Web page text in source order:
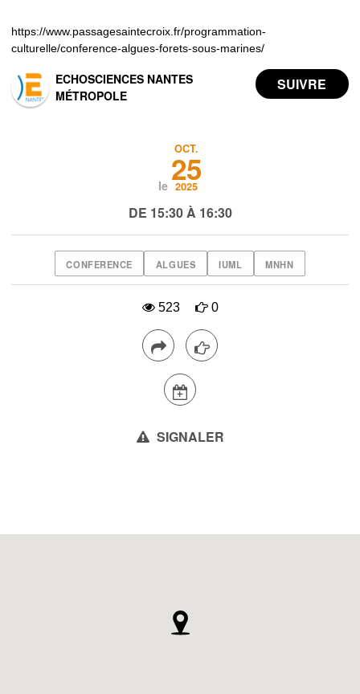
https://www.passagesaintecroix.fr/programmation-
culturelle/conference-algues-forets-sous-marines/
ECHOSCIENCES NANTES
MÉTROPOLE
le
OCT.
25
2025
DE 15:30 À 16:30
CONFERENCE ALGUES IUML MNHN
523 0
SIGNALER